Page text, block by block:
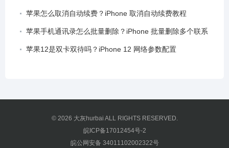
苹果怎么取消自动续费？iPhone 取消自动续费教程
苹果手机通讯录怎么批量删除？iPhone 批量删除多个联系
人 苹果12是双卡双待吗？iPhone 12 网络参数配置
© 2026 大灰hurbai ALL RIGHTS RESERVED.
皖ICP备17012454号-2
皖公网安备 34011102002322号